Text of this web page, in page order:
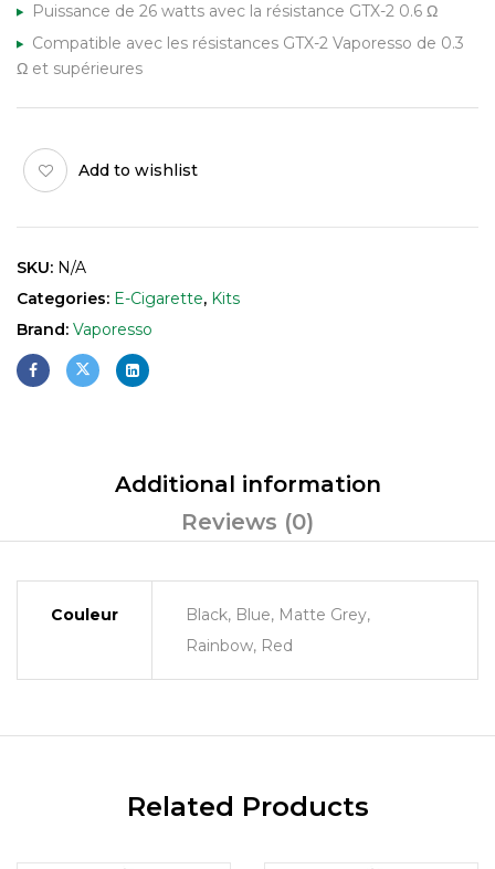
Puissance de 26 watts avec la résistance GTX-2 0.6 Ω
Compatible avec les résistances GTX-2 Vaporesso de 0.3
Ω et supérieures
Add to wishlist
SKU: N/A
Categories: E-Cigarette, Kits
Brand: Vaporesso
Additional information
Reviews (0)
Couleur
Black, Blue, Matte Grey,
Rainbow, Red
Related Products